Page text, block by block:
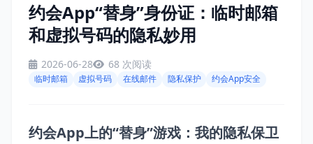
约会App“替身”身份证：临时邮箱
和虚拟号码的隐私妙用
2026-06-28 68 次阅读
临时邮箱 虚拟号码 在线邮件 隐私保护 约会App安全
约会App上的“替身”游戏：我的隐私保卫